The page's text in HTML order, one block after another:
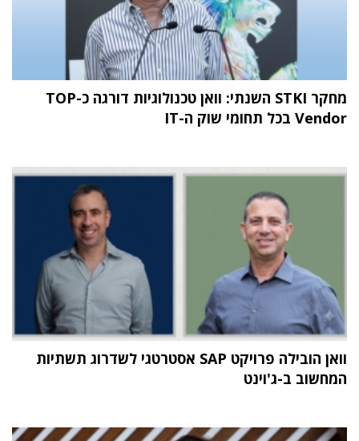
מחקר STKI השנתי: וואן טכנולוגיות דורגה כ-TOP
Vendor בכל תחומי שוק ה-IT
וואן הובילה פרויקט SAP אסטרטגי לשדרוג תשתיות
המחשוב ב-ג'וינט